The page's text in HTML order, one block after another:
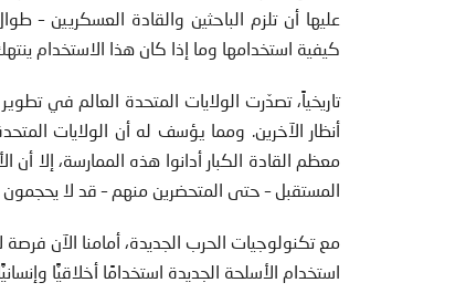
عليها أن تلزم الباحثين والقادة العسكريين
كيفية استخدامها وما إذا كان هذا الاستخدام
تاريخياً، تصدّرت الولايات المتحدة العالم في
معظم القادة الكبار أدانوا هذه الممارسة، إلا
المستقبل – حتى المتحضرين منهم – قد لا
مع تكنولوجيات الحرب الجديدة، أمامنا الآن
استخدام الأسلحة الجديدة استخدامًا أخلاقيًّا